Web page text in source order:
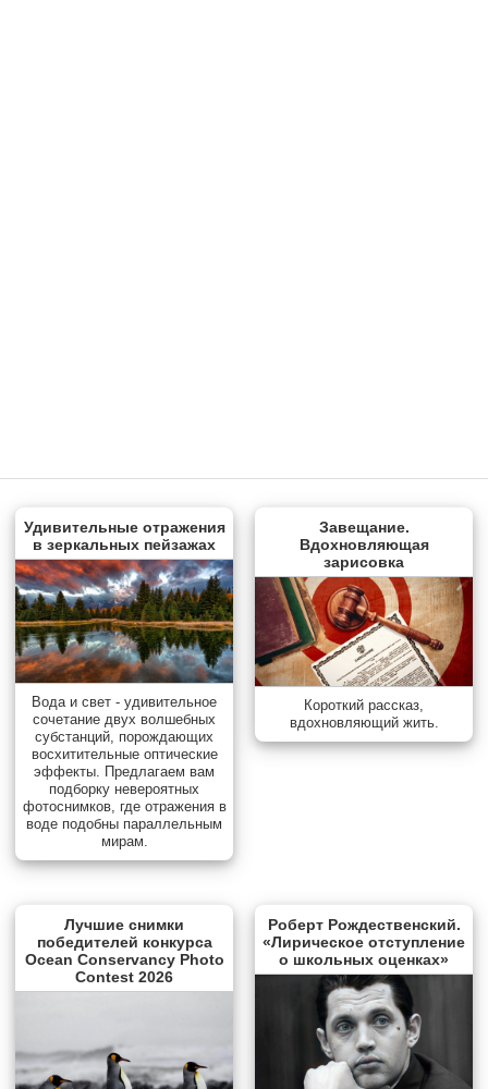
Удивительные отражения
в зеркальных пейзажах
Вода и свет - удивительное
сочетание двух волшебных
субстанций, порождающих
восхитительные оптические
эффекты. Предлагаем вам
подборку невероятных
фотоснимков, где отражения в
воде подобны параллельным
мирам.
Завещание.
Вдохновляющая
зарисовка
Короткий рассказ,
вдохновляющий жить.
Лучшие снимки
победителей конкурса
Ocean Conservancy Photo
Contest 2026
Роберт Рождественский.
«Лирическое отступление
о школьных оценках»